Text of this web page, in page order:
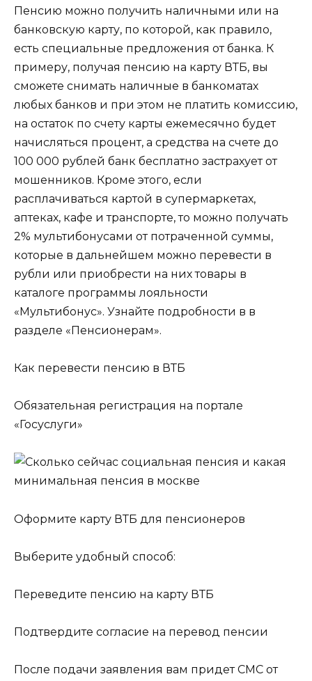
Пенсию можно получить наличными или на
банковскую карту, по которой, как правило,
есть специальные предложения от банка. К
примеру, получая пенсию на карту ВТБ, вы
сможете снимать наличные в банкоматах
любых банков и при этом не платить комиссию,
на остаток по счету карты ежемесячно будет
начисляться процент, а средства на счете до
100 000 рублей банк бесплатно застрахует от
мошенников. Кроме этого, если
расплачиваться картой в супермаркетах,
аптеках, кафе и транспорте, то можно получать
2% мультибонусами от потраченной суммы,
которые в дальнейшем можно перевести в
рубли или приобрести на них товары в
каталоге программы лояльности
«Мультибонус». Узнайте подробности в в
разделе «Пенсионерам».
Как перевести пенсию в ВТБ
Обязательная регистрация на портале
«Госуслуги»
Оформите карту ВТБ для пенсионеров
Выберите удобный способ:
Переведите пенсию на карту ВТБ
Подтвердите согласие на перевод пенсии
После подачи заявления вам придет СМС от